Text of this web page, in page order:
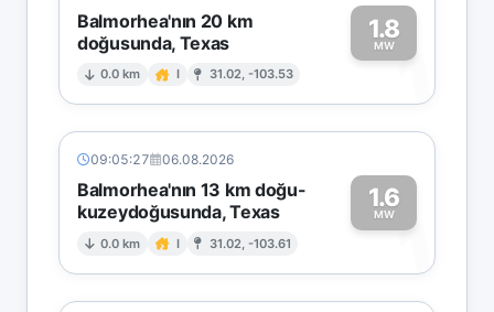
Balmorhea'nın 20 km
doğusunda, Texas
0.0 km I 31.02, -103.53
1.8
MW1
09:05:27 06.08.2026
Balmorhea'nın 13 km doğu-
kuzeydoğusunda, Texas
0.0 km I 31.02, -103.61
1.6
MW1